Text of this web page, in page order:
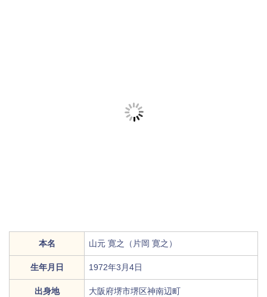
本名 山元 寛之（片岡 寛之）
生年月日 1972年3月4日
出身地 大阪府堺市堺区神南辺町